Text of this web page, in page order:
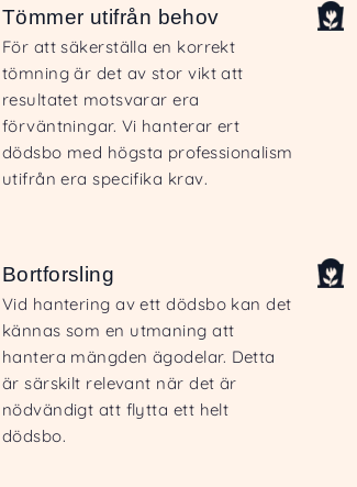
Tömmer utifrån behov
För att säkerställa en korrekt
tömning är det av stor vikt att
resultatet motsvarar era
förväntningar. Vi hanterar ert
dödsbo med högsta professionalism
utifrån era specifika krav.
Bortforsling
Vid hantering av ett dödsbo kan det
kännas som en utmaning att
hantera mängden ägodelar. Detta
är särskilt relevant när det är
nödvändigt att flytta ett helt
dödsbo.